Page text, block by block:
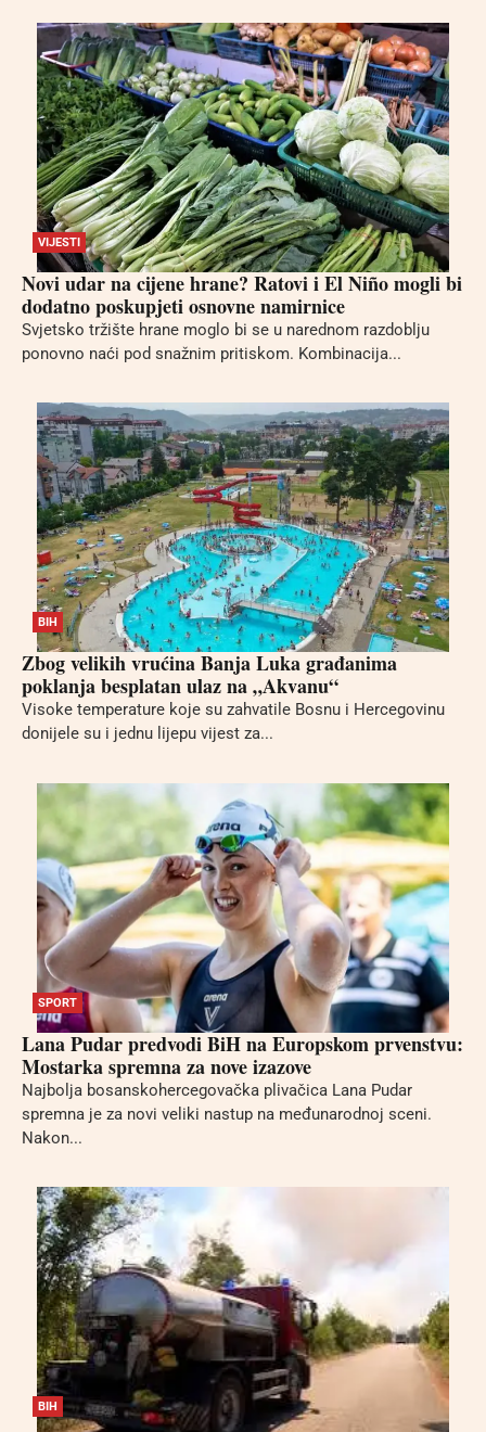
VIJESTI
Novi udar na cijene hrane? Ratovi i El Niño mogli bi
dodatno poskupjeti osnovne namirnice
Svjetsko tržište hrane moglo bi se u narednom razdoblju
ponovno naći pod snažnim pritiskom. Kombinacija...
BIH
Zbog velikih vrućina Banja Luka građanima
poklanja besplatan ulaz na „Akvanu“
Visoke temperature koje su zahvatile Bosnu i Hercegovinu
donijele su i jednu lijepu vijest za...
SPORT
Lana Pudar predvodi BiH na Europskom prvenstvu:
Mostarka spremna za nove izazove
Najbolja bosanskohercegovačka plivačica Lana Pudar
spremna je za novi veliki nastup na međunarodnoj sceni.
Nakon...
BIH